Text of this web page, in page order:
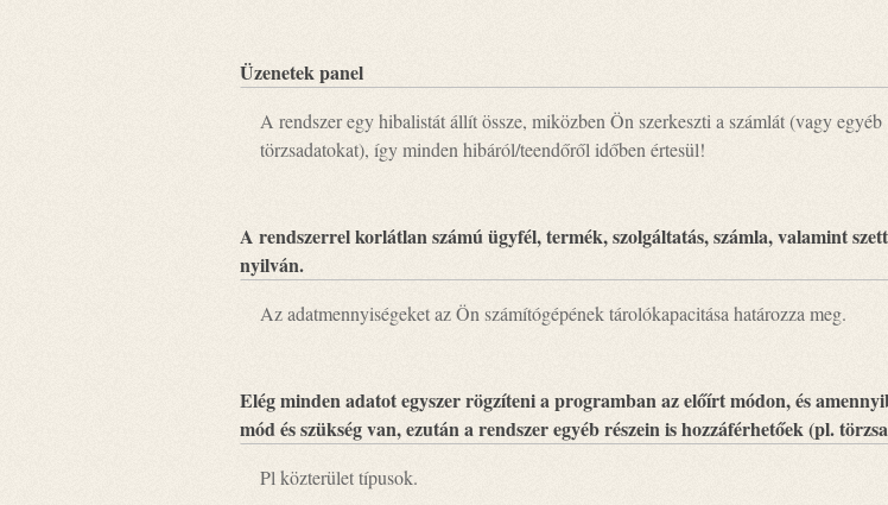
Üzenetek panel
A rendszer egy hibalistát állít össze, miközben Ön szerkeszti a számlát (vagy egyéb
törzsadatokat), így minden hibáról/teendőről időben értesül!
A rendszerrel korlátlan számú ügyfél, termék, szolgáltatás, számla, valamint
nyilván.
Az adatmennyiségeket az Ön számítógépének tárolókapacitása határozza meg.
Elég minden adatot egyszer rögzíteni a programban az előírt módon, és
mód és szükség van, ezután a rendszer egyéb részein is hozzáférhetőek (pl.
Pl közterület típusok.